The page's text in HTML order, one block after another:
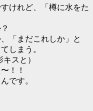
けれど、「樽に水をた
「まだこれしか」と
しまう。
スと）
！！
です。